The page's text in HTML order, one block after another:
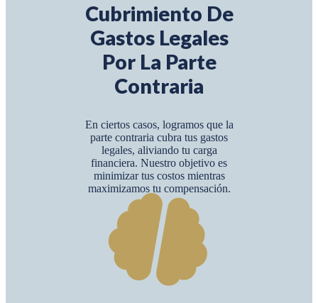
Cubrimiento De
Gastos Legales
Por La Parte
Contraria
En ciertos casos, logramos que la
parte contraria cubra tus gastos
legales, aliviando tu carga
financiera. Nuestro objetivo es
minimizar tus costos mientras
maximizamos tu compensación.